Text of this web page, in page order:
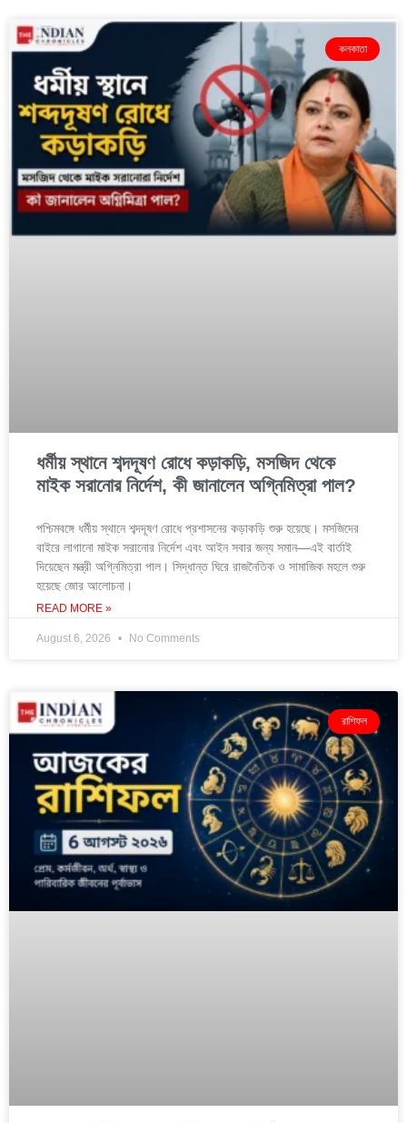
কলকাতা
ধর্মীয় স্থানে শব্দদূষণ রোধে কড়াকড়ি, মসজিদ থেকে
মাইক সরানোর নির্দেশ, কী জানালেন অগ্নিমিত্রা পাল?
পশ্চিমবঙ্গে ধর্মীয় স্থানে শব্দদূষণ রোধে প্রশাসনের কড়াকড়ি শুরু হয়েছে। মসজিদের
বাইরে লাগানো মাইক সরানোর নির্দেশ এবং আইন সবার জন্য সমান—এই বার্তাই
দিয়েছেন মন্ত্রী অগ্নিমিত্রা পাল। সিদ্ধান্ত ঘিরে রাজনৈতিক ও সামাজিক মহলে শুরু
হয়েছে জোর আলোচনা।
READ MORE »
August 6, 2026 No Comments
রাশিফল